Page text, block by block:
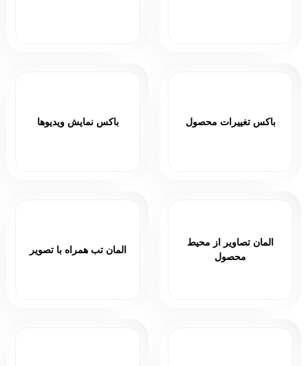
باکس تغییرات محصول باکس نمایش ویدیوها
المان تصاویر از محیط
محصول
المان تب همراه با تصویر